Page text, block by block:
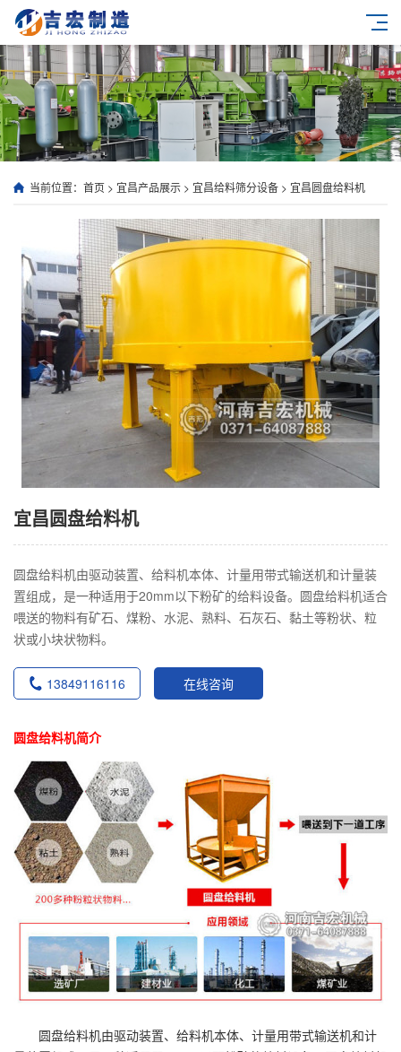
当前位置： 首页 > 宜昌产品展示 > 宜昌给料筛分设备 > 宜昌圆盘给料机
宜昌圆盘给料机
圆盘给料机由驱动装置、给料机本体、计量用带式输送机和计量装
置组成，是一种适用于20mm以下粉矿的给料设备。圆盘给料机适合
喂送的物料有矿石、煤粉、水泥、熟料、石灰石、黏土等粉状、粒
状或小块状物料。
13849116116 在线咨询
圆盘给料机简介
圆盘给料机由驱动装置、给料机本体、计量用带式输送机和计